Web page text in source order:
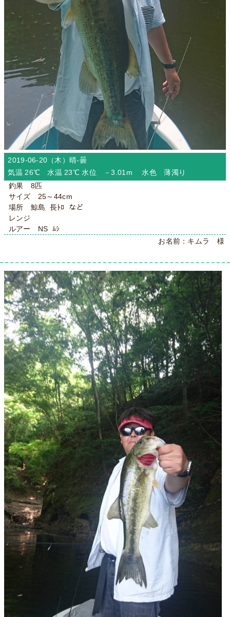
2019-06-20（木）晴-曇
気温 26℃ 水温 23℃ 水位 －3.01m 水色 薄濁り
釣果 8匹
サイズ 25～44cm
場所 鯨島 長ﾄﾛ など
レンジ
ルアー NS ﾑｼ
お名前：キムラ 様